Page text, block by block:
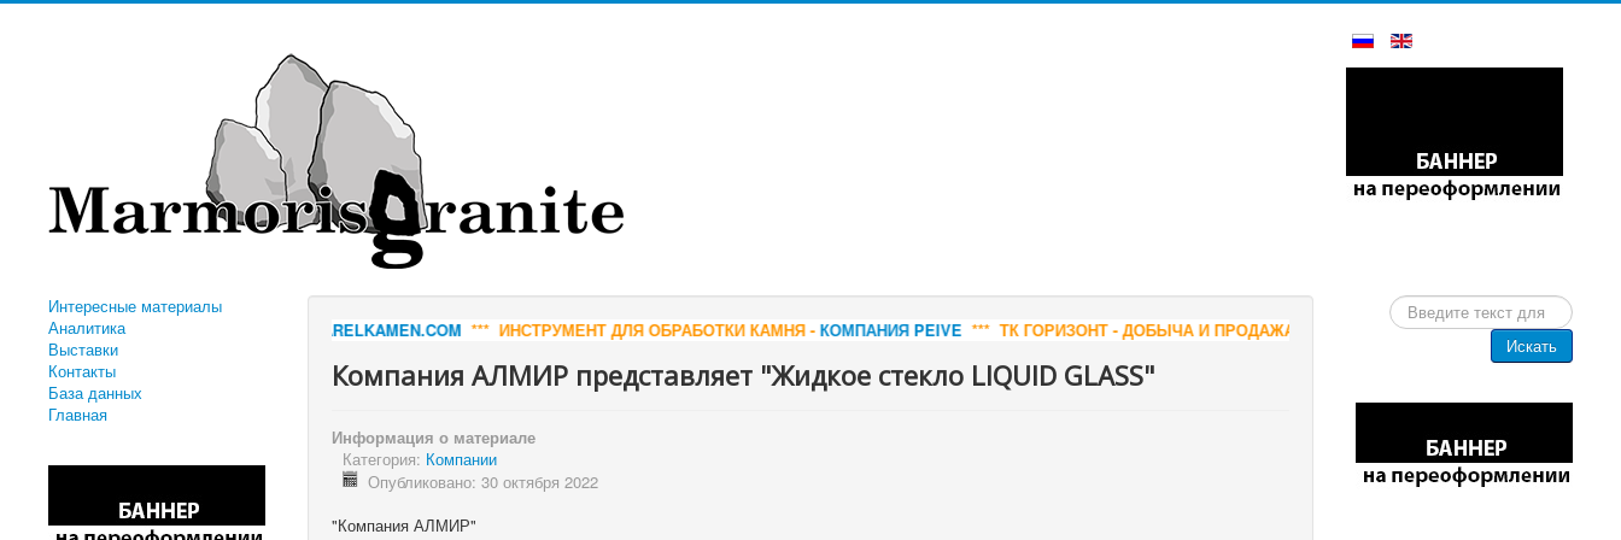
Интересные материалы
Аналитика
Выставки
Контакты
База данных
Главная
*** ИНСТРУМЕНТ ДЛЯ ОБРАБОТКИ КАМНЯ -КОМПАНИЯ PEIVE*** ТК ГОРИЗОНТ - ДОБЫЧА И ПРОДАЖА ГРАНИТНЫХ БЛОКОВ В КАРЕЛИИ. ГРАНИТНЫЕ БЛОКИ
Компания АЛМИР представляет "Жидкое стекло LIQUID GLASS"
Информация о материале
Категория: Компании
Опубликовано: 30 октября 2022
"Компания АЛМИР"
Искать...
Искать